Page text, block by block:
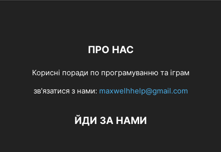
ПРО НАС
Корисні поради по програмуванню та іграм
зв'язатися з нами: maxwelhhelp@gmail.com
ЙДИ ЗА НАМИ